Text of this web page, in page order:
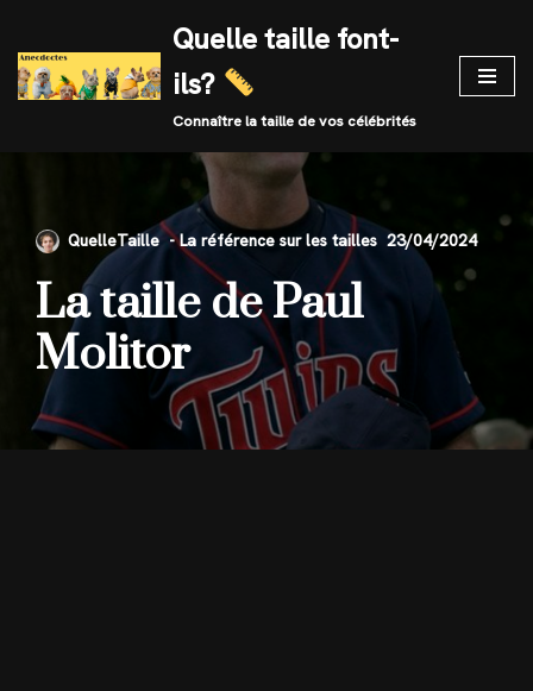
Skip
to
Quelle taille font-
ils?
Connaître la taille de vos célébrités
QuelleTaille 23/04/2024
La taille de Paul
Molitor